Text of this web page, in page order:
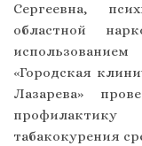
Сергеевна,
областной
«Городская
Лазарева»
табакокурения